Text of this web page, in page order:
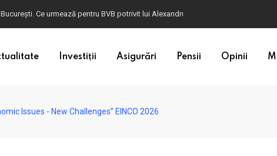
Dacă în România cele mai falsificate bancnote sunt cele de 50 de euro, cele
Investiții Asigurări Pensii Opinii
Issues - New Challenges” EINCO 2026